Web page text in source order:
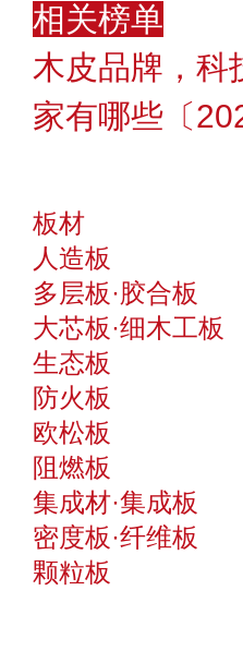
相关榜单
木皮品牌，科
家有哪些〔
板材
人造板
多层板·胶合板
大芯板·细木工板
生态板
防火板
欧松板
阻燃板
集成材·集成板
密度板·纤维板
颗粒板